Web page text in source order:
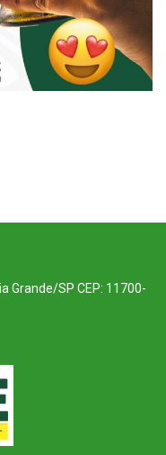
Grande/SP CEP: 11700-